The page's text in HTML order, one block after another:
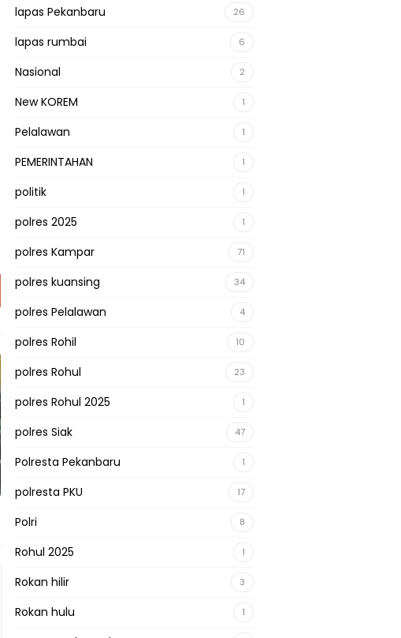
lapas Pekanbaru 26
lapas rumbai 6
Nasional 2
New KOREM 1
Pelalawan 1
PEMERINTAHAN 1
politik 1
polres 2025 1
polres Kampar 71
polres kuansing 34
polres Pelalawan 4
polres Rohil 10
polres Rohul 23
polres Rohul 2025 1
polres Siak 47
Polresta Pekanbaru 1
polresta PKU 17
Polri 8
Rohul 2025 1
Rokan hilir 3
Rokan hulu 1